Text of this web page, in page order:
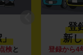
」
検と
登
新
登録から4